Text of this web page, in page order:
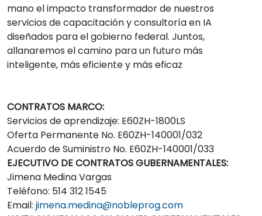
mano el impacto transformador de nuestros
servicios de capacitación y consultoría en IA
diseñados para el gobierno federal. Juntos,
allanaremos el camino para un futuro más
inteligente, más eficiente y más eficaz
CONTRATOS MARCO:
Servicios de aprendizaje: E60ZH-1800LS
Oferta Permanente No. E60ZH-140001/032
Acuerdo de Suministro No. E60ZH-140001/033
EJECUTIVO DE CONTRATOS GUBERNAMENTALES:
Jimena Medina Vargas
Teléfono: 514 312 1545
Email: jimena.medina@nobleprog.com